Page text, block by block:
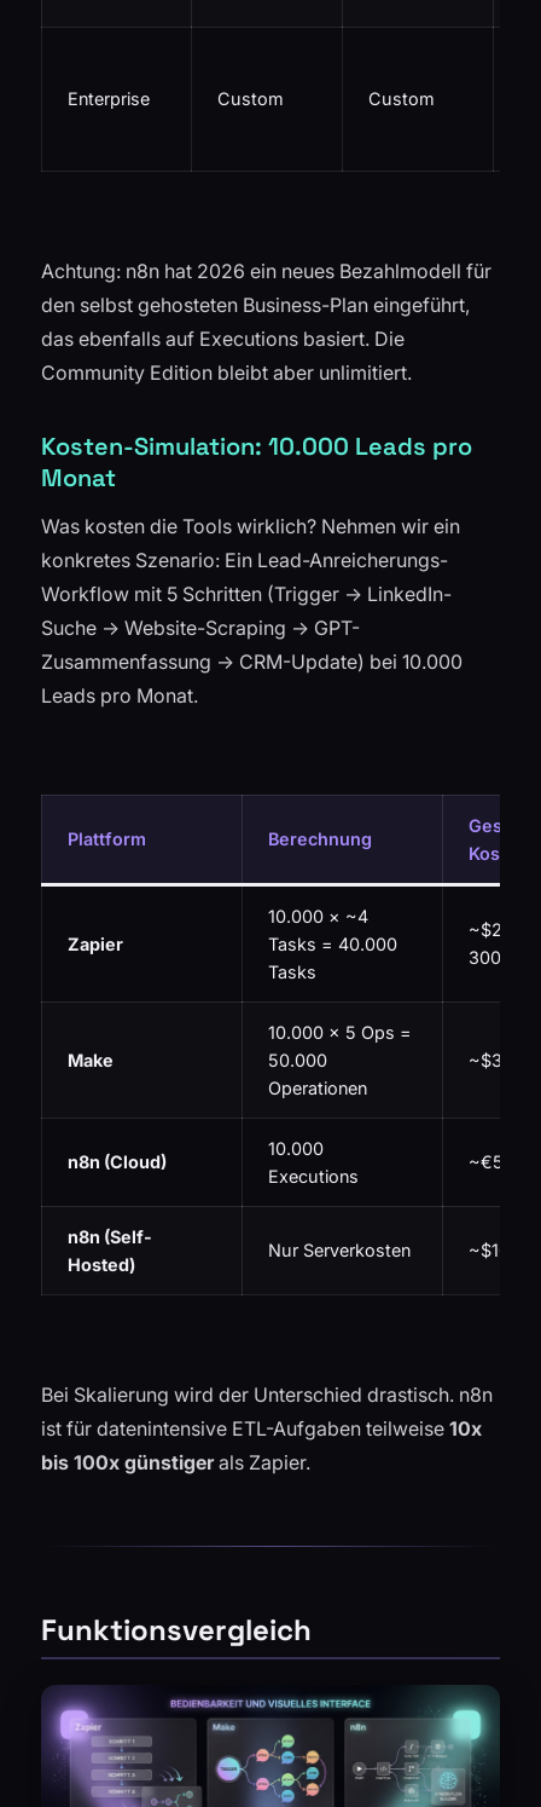
Enterprise Custom Custom
Achtung: n8n hat 2026 ein neues Bezahlmodell für
den selbst gehosteten Business-Plan eingeführt,
das ebenfalls auf Executions basiert. Die
Community Edition bleibt aber unlimitiert.
Kosten-Simulation: 10.000 Leads pro
Monat
Was kosten die Tools wirklich? Nehmen wir ein
konkretes Szenario: Ein Lead-Anreicherungs-
Workflow mit 5 Schritten (Trigger → LinkedIn-
Suche → Website-Scraping → GPT-
Zusammenfassung → CRM-Update) bei 10.000
Leads pro Monat.
Plattform Berechnung
Kosten
Zapier
10.000 × ~4
Tasks = 40.000
Tasks
~$200–
300/
Make
10.000 × 5 Ops =
50.000
Operationen
n8n (Cloud)
10.000
Executions
~€50/
n8n (Self-
Hosted)
Nur Serverkosten ~$10/
Bei Skalierung wird der Unterschied drastisch. n8n
ist für datenintensive ETL-Aufgaben teilweise 10x
bis 100x günstigerals Zapier.
Funktionsvergleich